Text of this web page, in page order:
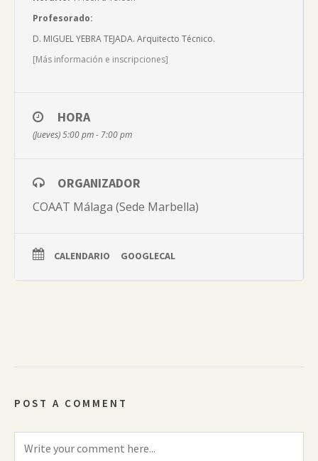
Profesorado:
D. MIGUEL YEBRA TEJADA. Arquitecto Técnico.
[Más información e inscripciones]
HORA
(Jueves) 5:00 pm - 7:00 pm
ORGANIZADOR
COAAT Málaga (Sede Marbella)
CALENDARIO GOOGLECAL
POST A COMMENT